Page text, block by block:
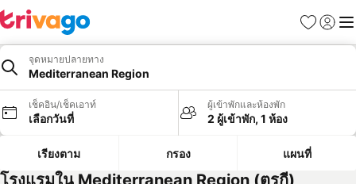
รายการโป
เข้าสู่ร
เมนู
จุดหมายปลายทาง
Mediterranean Region
เช็คอิน/เช็คเอาท์
เลือกวันที่
ผู้เข้าพักและห้องพัก
2 ผู้เข้าพัก, 1 ห้อง
เรียงตาม กรอง แผนที่
โรงแรมใน Mediterranean Region (ตุรกี)